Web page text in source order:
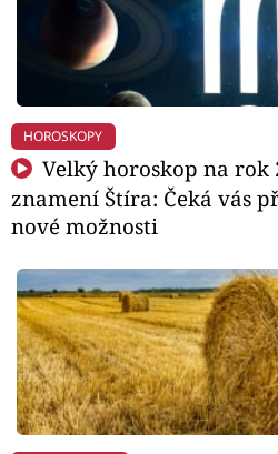
HOROSKOPY
Velký horoskop na rok
znamení Štíra: Čeká vás
nové možnosti